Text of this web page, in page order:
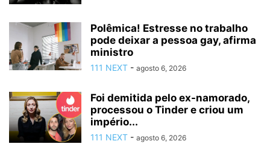
Polêmica! Estresse no trabalho
pode deixar a pessoa gay, afirma
ministro
111 NEXT - agosto 6, 2026
Foi demitida pelo ex-namorado,
processou o Tinder e criou um
império...
111 NEXT - agosto 6, 2026